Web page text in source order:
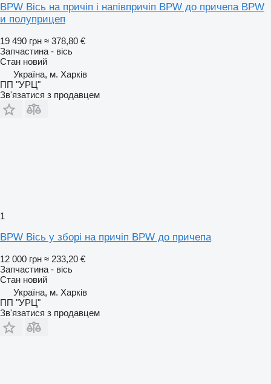
BPW Вісь на причіп і напівпричіп BPW до причепа BPW
и полуприцеп
19 490 грн ≈ 378,80 €
Запчастина - вісь
Стан новий
Україна, м. Харків
ПП "УРЦ"
Зв'язатися з продавцем
1
BPW Вісь у зборі на причіп BPW до причепа
12 000 грн ≈ 233,20 €
Запчастина - вісь
Стан новий
Україна, м. Харків
ПП "УРЦ"
Зв'язатися з продавцем